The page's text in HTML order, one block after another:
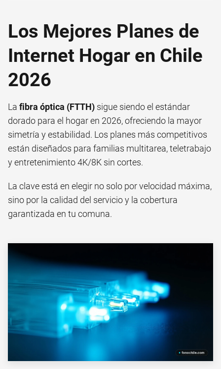
Los Mejores Planes de
Internet Hogar en Chile
2026
La fibra óptica (FTTH) sigue siendo el estándar
dorado para el hogar en 2026, ofreciendo la mayor
simetría y estabilidad. Los planes más competitivos
están diseñados para familias multitarea, teletrabajo
y entretenimiento 4K/8K sin cortes.
La clave está en elegir no solo por velocidad máxima,
sino por la calidad del servicio y la cobertura
garantizada en tu comuna.